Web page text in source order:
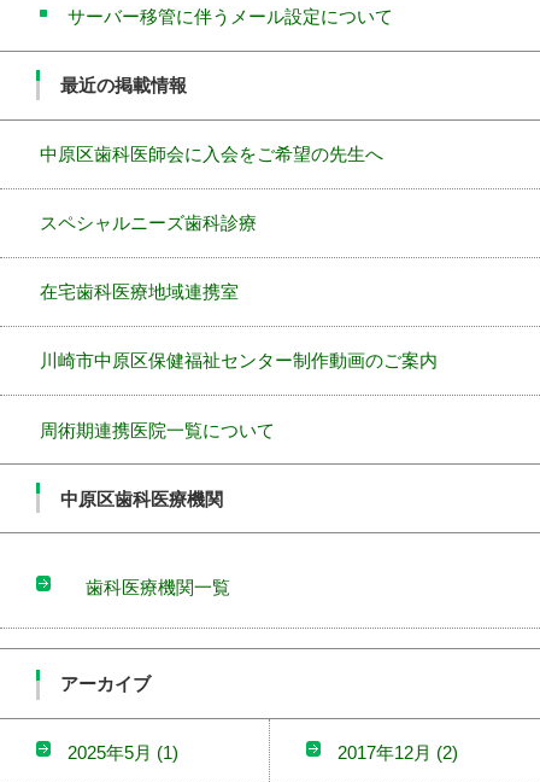
サーバー移管に伴うメール設定について
最近の掲載情報
中原区歯科医師会に入会をご希望の先生へ
スペシャルニーズ歯科診療
在宅歯科医療地域連携室
川崎市中原区保健福祉センター制作動画のご案内
周術期連携医院一覧について
中原区歯科医療機関
歯科医療機関一覧
アーカイブ
2025年5月 (1) 2017年12月 (2)